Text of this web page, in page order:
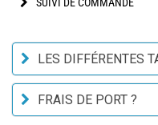
LES DIFFÉRENTES
FRAIS DE PORT ?